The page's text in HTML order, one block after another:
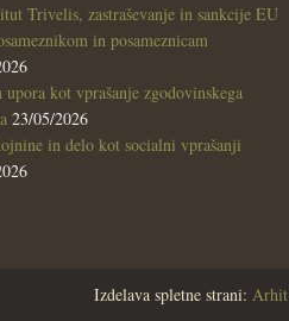
Trivelis, zastraševanje in sankcije EU
in posameznicam
upora kot vprašanje zgodovinskega
23/05/2026
in delo kot socialni vprašanji
Izdelava spletne strani: Arhit